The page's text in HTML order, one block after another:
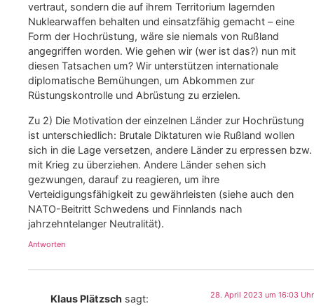
vertraut, sondern die auf ihrem Territorium lagernden
Nuklearwaffen behalten und einsatzfähig gemacht – eine
Form der Hochrüstung, wäre sie niemals von Rußland
angegriffen worden. Wie gehen wir (wer ist das?) nun mit
diesen Tatsachen um? Wir unterstützen internationale
diplomatische Bemühungen, um Abkommen zur
Rüstungskontrolle und Abrüstung zu erzielen.
Zu 2) Die Motivation der einzelnen Länder zur Hochrüstung
ist unterschiedlich: Brutale Diktaturen wie Rußland wollen
sich in die Lage versetzen, andere Länder zu erpressen bzw.
mit Krieg zu überziehen. Andere Länder sehen sich
gezwungen, darauf zu reagieren, um ihre
Verteidigungsfähigkeit zu gewährleisten (siehe auch den
NATO-Beitritt Schwedens und Finnlands nach
jahrzehntelanger Neutralität).
Antworten
Klaus Plätzsch sagt: 28. April 2023 um 16:03 Uhr